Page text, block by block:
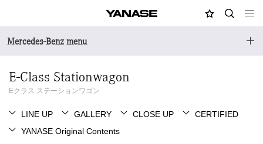
YANASE MY店舗検索
Mercedes-Benz menu
E-Class Stationwagon
Eクラス ステーションワゴン
LINE UP GALLERY CLOSE UP
CERTIFIED
YANASE Original Contents